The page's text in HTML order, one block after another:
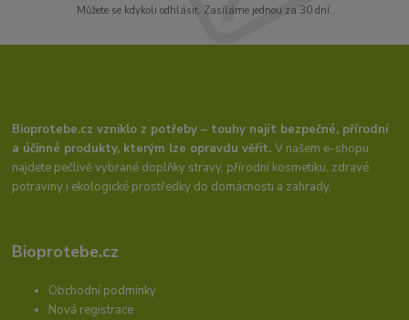
Můžete se kdykoli odhlásit. Zasíláme jednou za 30 dní.
Bioprotebe.cz vzniklo z potřeby – touhy najít bezpečné, přírodní
a účinné produkty, kterým lze opravdu věřit.V našem e-shopu
najdete pečlivě vybrané doplňky stravy, přírodní kosmetiku, zdravé
potraviny i ekologické prostředky do domácnosti a zahrady.
Bioprotebe.cz
Obchodní podmínky
Nová registrace